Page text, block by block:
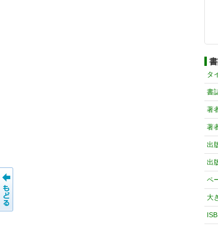
タ
書
著
著
出
出
ペ
大